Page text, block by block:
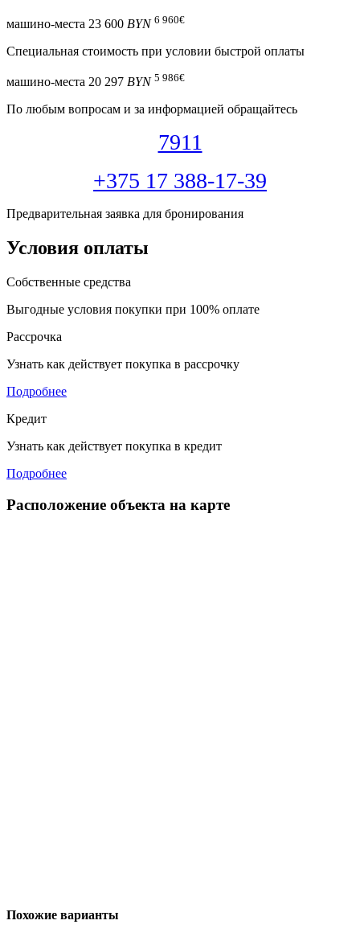
машино-места 23 600 BYN 6 960€
Специальная cтоимость при условии быстрой оплаты
машино-места 20 297 BYN 5 986€
По любым вопросам и за информацией обращайтесь
7911
+375 17 388-17-39
Предварительная заявка для бронирования
Условия оплаты
Собственные средства
Выгодные условия покупки при 100% оплате
Рассрочка
Узнать как действует покупка в рассрочку
Подробнее
Кредит
Узнать как действует покупка в кредит
Подробнее
Расположение объекта на карте
Похожие варианты